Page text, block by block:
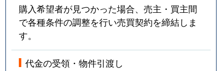
購入希望者が見つかった場合、売主・買主間
で各種条件の調整を行い売買契約を締結しま
す。
代金の受領・物件引渡し